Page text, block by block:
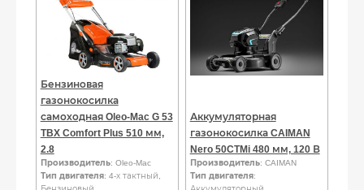
Бензиновая
газонокосилка
самоходная Oleo-Mac G 53
TBX Comfort Plus 510 мм,
2.8
Производитель: Oleo-Mac
Тип двигателя: 4-х тактный,
Аккумуляторная
газонокосилка CAIMAN
Nero 50CTMi 480 мм, 120 В
Производитель: CAIMAN
Тип двигателя: